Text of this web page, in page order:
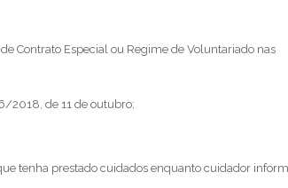
Contrato Especial ou Regime de Voluntariado nas
2018, de 11 de outubro;
tenha prestado cuidados enquanto cuidador